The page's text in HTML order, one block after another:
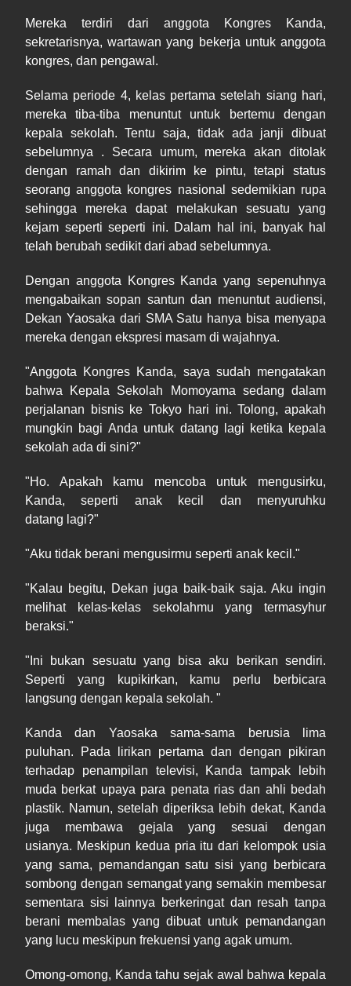
Mereka terdiri dari anggota Kongres Kanda,
sekretarisnya, wartawan yang bekerja untuk anggota
kongres, dan pengawal.
Selama periode 4, kelas pertama setelah siang hari,
mereka tiba-tiba menuntut untuk bertemu dengan
kepala sekolah. Tentu saja, tidak ada janji dibuat
sebelumnya . Secara umum, mereka akan ditolak
dengan ramah dan dikirim ke pintu, tetapi status
seorang anggota kongres nasional sedemikian rupa
sehingga mereka dapat melakukan sesuatu yang
kejam seperti seperti ini. Dalam hal ini, banyak hal
telah berubah sedikit dari abad sebelumnya.
Dengan anggota Kongres Kanda yang sepenuhnya
mengabaikan sopan santun dan menuntut audiensi,
Dekan Yaosaka dari SMA Satu hanya bisa menyapa
mereka dengan ekspresi masam di wajahnya.
"Anggota Kongres Kanda, saya sudah mengatakan
bahwa Kepala Sekolah Momoyama sedang dalam
perjalanan bisnis ke Tokyo hari ini. Tolong, apakah
mungkin bagi Anda untuk datang lagi ketika kepala
sekolah ada di sini?"
"Ho. Apakah kamu mencoba untuk mengusirku,
Kanda, seperti anak kecil dan menyuruhku
datang lagi?"
"Aku tidak berani mengusirmu seperti anak kecil."
"Kalau begitu, Dekan juga baik-baik saja. Aku ingin
melihat kelas-kelas sekolahmu yang termasyhur
beraksi."
"Ini bukan sesuatu yang bisa aku berikan sendiri.
Seperti yang kupikirkan, kamu perlu berbicara
langsung dengan kepala sekolah. "
Kanda dan Yaosaka sama-sama berusia lima
puluhan. Pada lirikan pertama dan dengan pikiran
terhadap penampilan televisi, Kanda tampak lebih
muda berkat upaya para penata rias dan ahli bedah
plastik. Namun, setelah diperiksa lebih dekat, Kanda
juga membawa gejala yang sesuai dengan
usianya. Meskipun kedua pria itu dari kelompok usia
yang sama, pemandangan satu sisi yang berbicara
sombong dengan semangat yang semakin membesar
sementara sisi lainnya berkeringat dan resah tanpa
berani membalas yang dibuat untuk pemandangan
yang lucu meskipun frekuensi yang agak umum.
Omong-omong, Kanda tahu sejak awal bahwa kepala